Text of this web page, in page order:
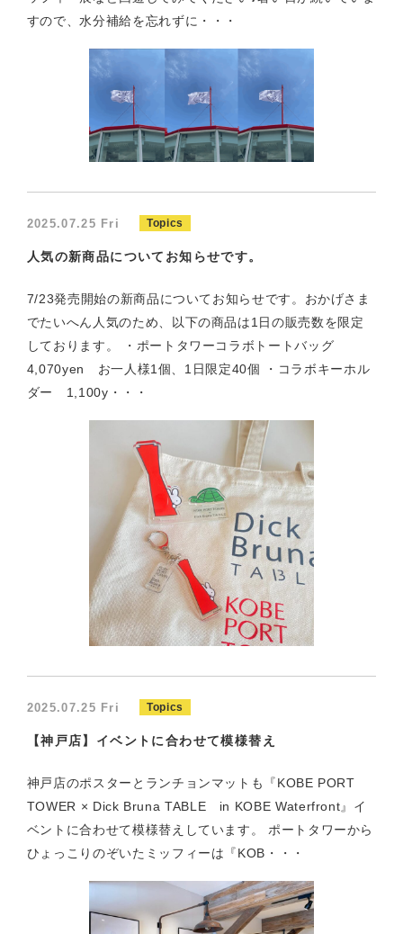
すので、水分補給を忘れずに・・・
2025.07.25 Fri Topics
人気の新商品についてお知らせです。
7/23発売開始の新商品についてお知らせです。おかげさま
でたいへん人気のため、以下の商品は1日の販売数を限定
しております。 ・ポートタワーコラボトートバッグ
4,070yen お一人様1個、1日限定40個 ・コラボキーホル
ダー 1,100y・・・
2025.07.25 Fri Topics
【神戸店】イベントに合わせて模様替え
神戸店のポスターとランチョンマットも『KOBE PORT
TOWER × Dick Bruna TABLE in KOBE Waterfront』イ
ベントに合わせて模様替えしています。 ポートタワーから
ひょっこりのぞいたミッフィーは『KOB・・・